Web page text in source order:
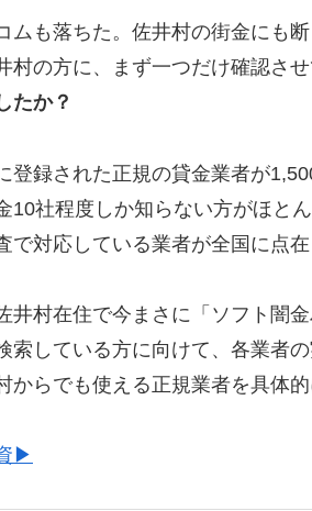
ムも落ちた。佐井村の街金に
村の方に、まず一つだけ確認さ
たか？
登録された正規の貸金業者が
10社程度しか知らない方がほと
で対応している業者が全国に点在
井村在住で今まさに「ソフト闇
索している方に向けて、各業者
からでも使える正規業者を具体的
▶